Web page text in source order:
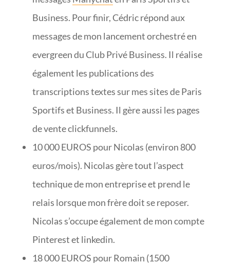
Business. Pour finir, Cédric répond aux
messages de mon lancement orchestré en
evergreen du Club Privé Business. Il réalise
également les publications des
transcriptions textes sur mes sites de Paris
Sportifs et Business. Il gère aussi les pages
de vente clickfunnels.
10 000 EUROS pour Nicolas (environ 800
euros/mois). Nicolas gère tout l’aspect
technique de mon entreprise et prend le
relais lorsque mon frère doit se reposer.
Nicolas s’occupe également de mon compte
Pinterest et linkedin.
18 000 EUROS pour Romain (1500